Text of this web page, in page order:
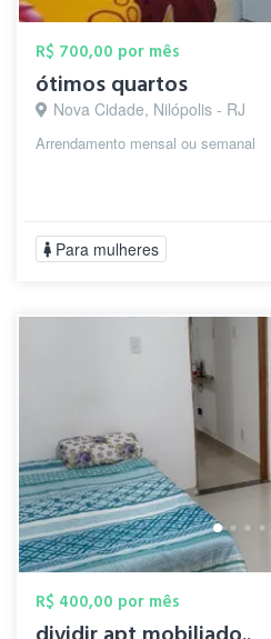
R$ 700,00 por mês
ótimos quartos
Nova Cidade, Nilópolis - RJ
Arrendamento mensal ou semanal
Para mulheres
R$ 400,00 por mês